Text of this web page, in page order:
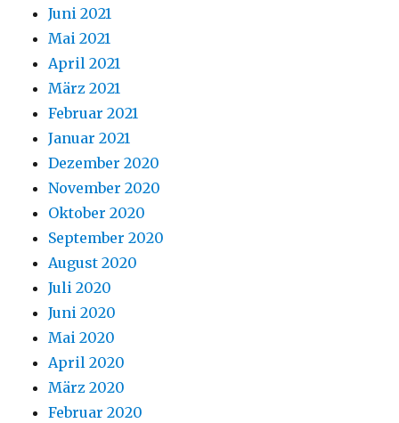
Juni 2021
Mai 2021
April 2021
März 2021
Februar 2021
Januar 2021
Dezember 2020
November 2020
Oktober 2020
September 2020
August 2020
Juli 2020
Juni 2020
Mai 2020
April 2020
März 2020
Februar 2020